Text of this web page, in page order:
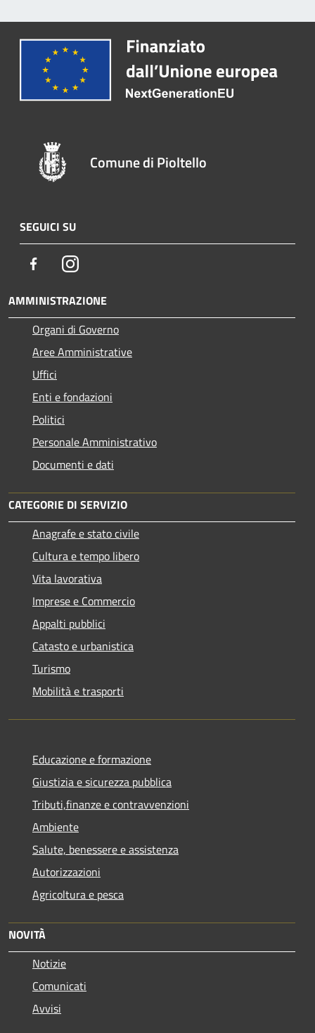
Comune di Pioltello
SEGUICI SU
FacebookInstagram
AMMINISTRAZIONE
Organi di Governo
Aree Amministrative
Uffici
Enti e fondazioni
Politici
Personale Amministrativo
Documenti e dati
CATEGORIE DI SERVIZIO
Anagrafe e stato civile
Cultura e tempo libero
Vita lavorativa
Imprese e Commercio
Appalti pubblici
Catasto e urbanistica
Turismo
Mobilità e trasporti
Educazione e formazione
Giustizia e sicurezza pubblica
Tributi,finanze e contravvenzioni
Ambiente
Salute, benessere e assistenza
Autorizzazioni
Agricoltura e pesca
NOVITÀ
Notizie
Comunicati
Avvisi